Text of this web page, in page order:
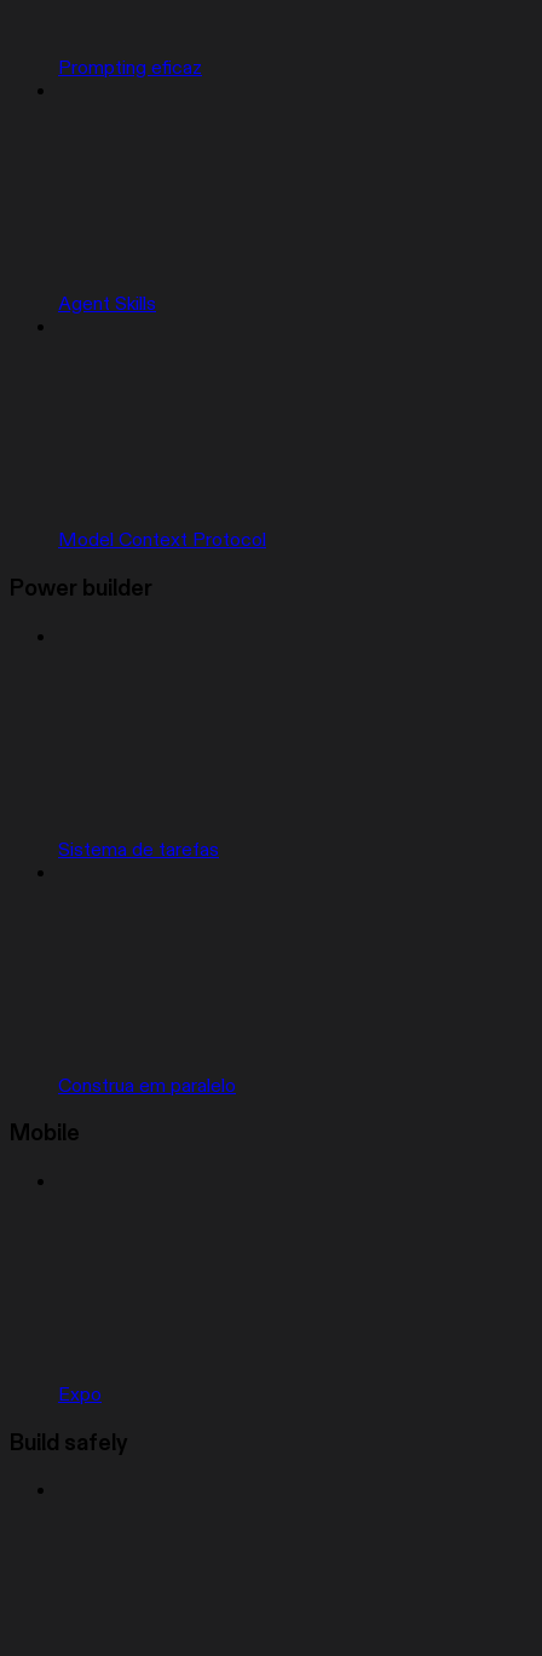
Prompting eficaz
Agent Skills
Model Context Protocol
Power builder
Sistema de tarefas
Construa em paralelo
Mobile
Expo
Build safely